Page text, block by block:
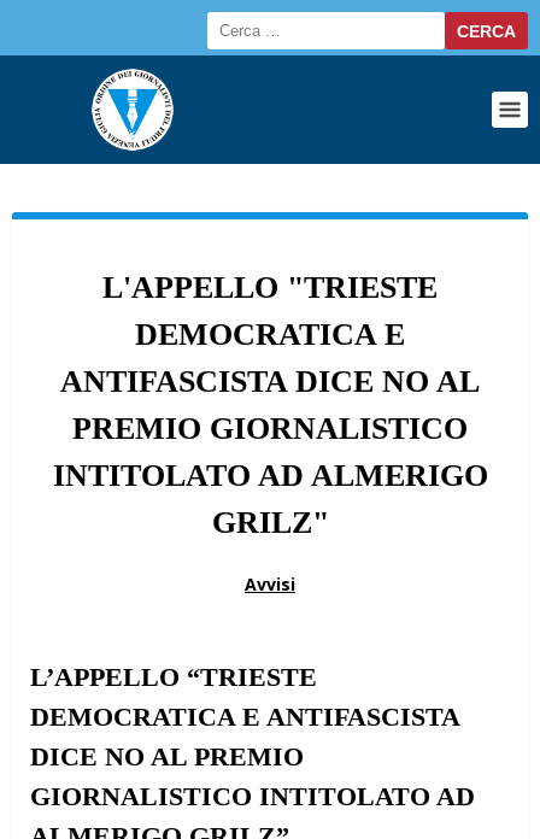
L'APPELLO "TRIESTE
DEMOCRATICA E
ANTIFASCISTA DICE NO AL
PREMIO GIORNALISTICO
INTITOLATO AD ALMERIGO
GRILZ"
Avvisi
L’APPELLO “TRIESTE
DEMOCRATICA E ANTIFASCISTA
DICE NO AL PREMIO
GIORNALISTICO INTITOLATO AD